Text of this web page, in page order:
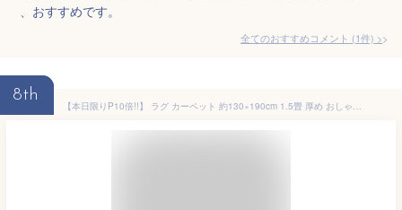
、おすすめです。
全てのおすすめコメント (1件) >
8th
【本日限りP10倍!!】 ラグ カーペット 約130×190cm 1.5畳 厚め おしゃれ 洗える 抗菌 防臭 防ダニ カーペット 1.5帖 遮音 フランネル コーデュロイ ラグマット かわいい 滑り止め 無地 北欧 長方形 くすみカラー ニュアンスカラー ホットカーペット対応